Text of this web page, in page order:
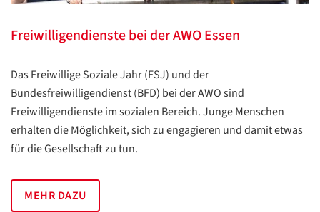
Freiwilligendienste bei der AWO Essen
Das Freiwillige Soziale Jahr (FSJ) und der
Bundesfreiwilligendienst (BFD) bei der AWO sind
Freiwilligendienste im sozialen Bereich. Junge Menschen
erhalten die Möglichkeit, sich zu engagieren und damit etwas
für die Gesellschaft zu tun.
MEHR DAZU